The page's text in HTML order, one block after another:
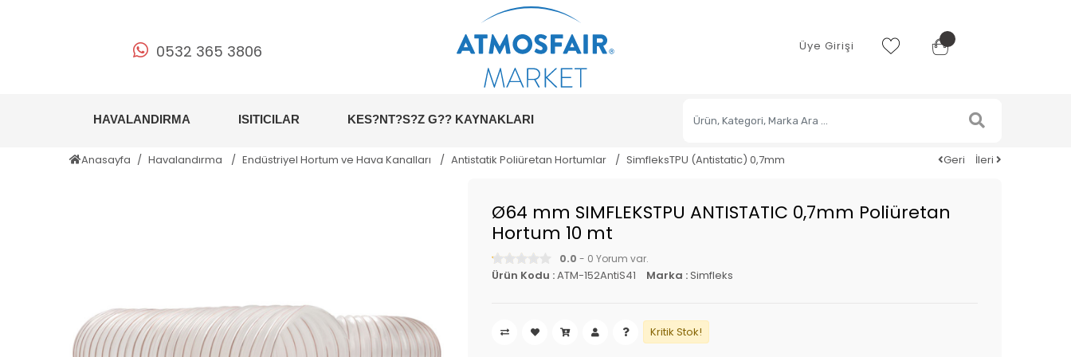
0532 365 3806 Üye Girişi
HAVALANDIRMA ISITICILAR KES?NT?S?Z G?? KAYNAKLARI
Anasayfa Havalandırma Endüstriyel Hortum ve Hava Kanalları Antistatik Poliüretan Hortumlar SimfleksTPU (Antistatic) 0,7mm Geri İleri
Ø64 mm SIMFLEKSTPU ANTISTATIC 0,7mm Poliüretan
Hortum 10 mt
0.0 - 0 Yorum var.
Ürün Kodu :ATM-152AntiS41 Marka :Simfleks
Kritik Stok!